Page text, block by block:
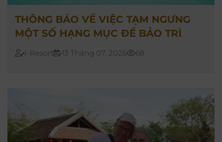
THÔNG BÁO VỀ VIỆC TẠM NGƯNG
MỘT SỐ HẠNG MỤC ĐỂ BẢO TRÌ
I-Resort 13 Tháng 07, 2026 68